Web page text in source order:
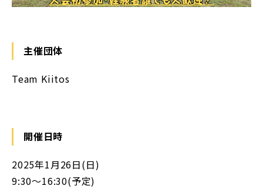
主催団体
Team Kiitos
開催日時
2025年1月26日(日)
9:30〜16:30(予定)